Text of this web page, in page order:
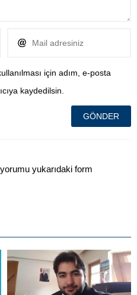
için adım, e-posta
kaydedilsin.
yukarıdaki form